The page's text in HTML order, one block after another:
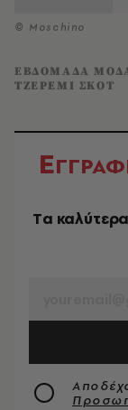
© Moschino
ΕΒΔΟΜΑΔΑ
ΤΖΕΡΕΜΙ ΣΚΟΤ
Ε
Tα